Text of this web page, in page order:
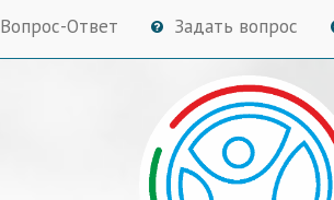
Вопрос-Ответ Задать вопрос